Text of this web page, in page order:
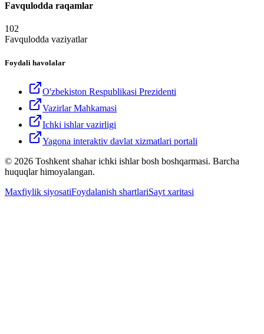
Favqulodda raqamlar
102
Favqulodda vaziyatlar
Foydali havolalar
O'zbekiston Respublikasi Prezidenti
Vazirlar Mahkamasi
Ichki ishlar vazirligi
Yagona interaktiv davlat xizmatlari portali
© 2026 Toshkent shahar ichki ishlar bosh boshqarmasi. Barcha
huquqlar himoyalangan.
Maxfiylik siyosatiFoydalanish shartlariSayt xaritasi